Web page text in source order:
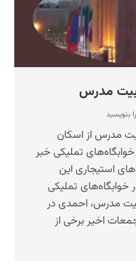
مدرس
بنویسید
مدرس از اسکان
تملیکی خبر
استیجاری این
خوابگاه‌های تملیکی
مدرس، احمدی در
اخیر برخی از